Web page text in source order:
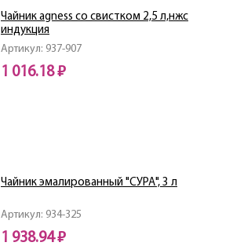
Артикул: 937-907
Чайник agness со свистком 2,5 л,нжс
индукция
1 016.18 ₽
Артикул: 934-325
Чайник эмалированный "СУРА", 3 л
1 938.94 ₽